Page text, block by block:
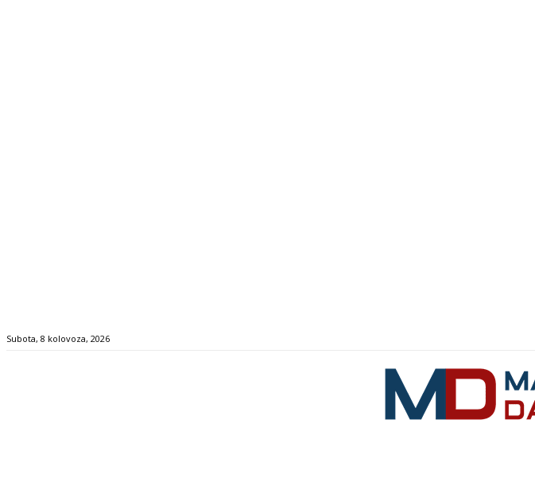
Subota, 8 kolovoza, 2026